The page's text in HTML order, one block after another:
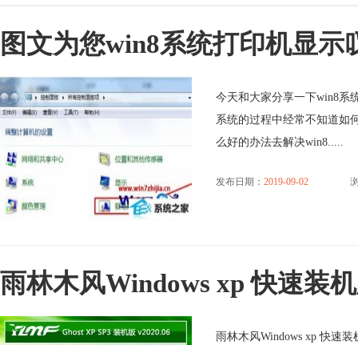
图文为您win8系统打印机显示
今天和大家分享一下win8系
系统的过程中经常不知道如
么好的办法去解决win8.....
发布日期： 2019-09-02
雨林木风Windows xp 快速装
雨林木风Windows xp 快速